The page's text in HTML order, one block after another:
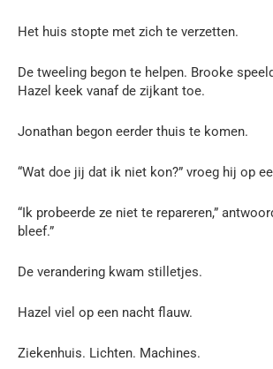
Het huis stopte met zich te verzetten.
De tweeling begon te helpen. Brooke
Hazel keek vanaf de zijkant toe.
Jonathan begon eerder thuis te komen.
“Wat doe jij dat ik niet kon?” vroeg hij op
“Ik probeerde ze niet te repareren,”
bleef.”
De verandering kwam stilletjes.
Hazel viel op een nacht flauw.
Ziekenhuis. Lichten. Machines.